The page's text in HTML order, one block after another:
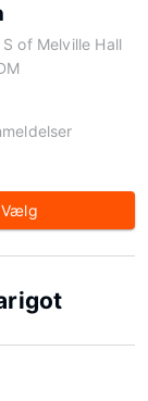
of Melville Hall
Vælg